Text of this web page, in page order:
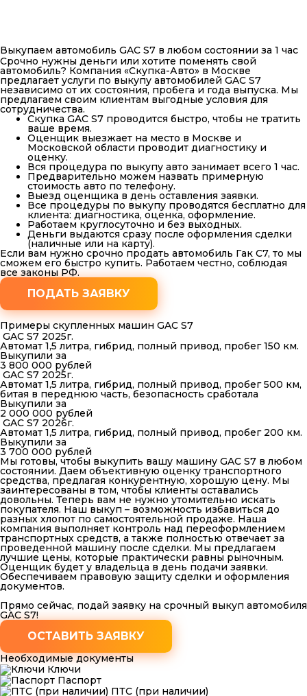
Выкупаем автомобиль GAC S7 в любом состоянии за 1 час
Срочно нужны деньги или хотите поменять свой
автомобиль? Компания «Скупка-Авто» в Москве
предлагает услуги по выкупу автомобилей GAC S7
независимо от их состояния, пробега и года выпуска. Мы
предлагаем своим клиентам выгодные условия для
сотрудничества.
Скупка GAC S7 проводится быстро, чтобы не тратить
ваше время.
Оценщик выезжает на место в Москве и
Московской области проводит диагностику и
оценку.
Вся процедура по выкупу авто занимает всего 1 час.
Предварительно можем назвать примерную
стоимость авто по телефону.
Выезд оценщика в день оставления заявки.
Все процедуры по выкупу проводятся бесплатно для
клиента: диагностика, оценка, оформление.
Работаем круглосуточно и без выходных.
Деньги выдаются сразу после оформления сделки
(наличные или на карту).
Если вам нужно срочно продать автомобиль Гак С7, то мы
сможем его быстро купить. Работаем честно, соблюдая
все законы РФ.
ПОДАТЬ ЗАЯВКУ
Примеры скупленных машин GAC S7
GAC S7 2025г.
Автомат 1,5 литра, гибрид, полный привод, пробег 150 км.
Выкупили за
3 800 000 рублей
GAC S7 2025г.
Автомат 1,5 литра, гибрид, полный привод, пробег 500 км,
битая в переднюю часть, безопасность сработала
Выкупили за
2 000 000 рублей
GAC S7 2026г.
Автомат 1,5 литра, гибрид, полный привод, пробег 200 км.
Выкупили за
3 700 000 рублей
Мы готовы, чтобы выкупить вашу машину GAC S7 в любом
состоянии. Даем объективную оценку транспортного
средства, предлагая конкурентную, хорошую цену. Мы
заинтересованы в том, чтобы клиенты оставались
довольны. Теперь вам не нужно утомительно искать
покупателя. Наш выкуп – возможность избавиться до
разных хлопот по самостоятельной продаже. Наша
компания выполняет контроль над переоформлением
транспортных средств, а также полностью отвечает за
проведенной машину после сделки. Мы предлагаем
лучшие цены, которые практически равны рыночным.
Оценщик будет у владельца в день подачи заявки.
Обеспечиваем правовую защиту сделки и оформления
документов.
Прямо сейчас, подай заявку на срочный выкуп автомобиля
GAC S7!
ОСТАВИТЬ ЗАЯВКУ
Необходимые документы
Ключи
Паспорт
ПТС (при наличии)